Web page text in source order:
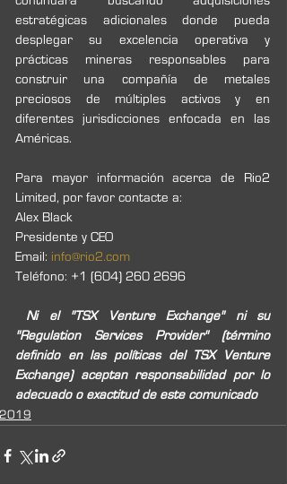
estratégicas adicionales donde pueda
desplegar su excelencia operativa y
prácticas mineras responsables para
construir una compañía de metales
preciosos de múltiples activos y en
diferentes jurisdicciones enfocada en las
Américas.
Para mayor información acerca de Rio2
Limited, por favor contacte a:
Alex Black
Presidente y CEO
Email: info@rio2.com
Teléfono: +1 (604) 260 2696
Ni el "TSX Venture Exchange" ni su
"Regulation Services Provider" (término
definido en las políticas del TSX Venture
Exchange) aceptan responsabilidad por lo
adecuado o exactitud de este comunicado
2019